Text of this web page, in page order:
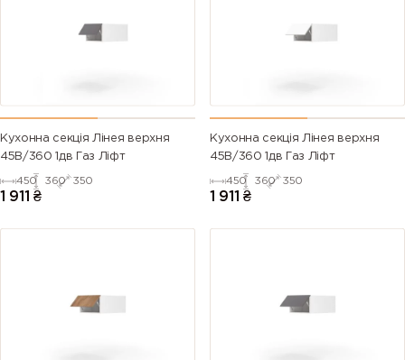
Кухонна секція Лінея верхня
45В/360 1дв Газ Ліфт
450 360 350
1 911 ₴
Кухонна секція Лінея верхня
45В/360 1дв Газ Ліфт
450 360 350
1 911 ₴